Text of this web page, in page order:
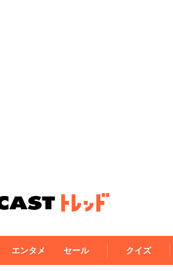
エンタメ セール クイズ